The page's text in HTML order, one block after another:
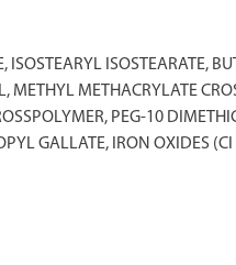
ISOSTEARATE,
METHYL METHACRYLATE
PEG-10
GALLATE, IRON OXIDES